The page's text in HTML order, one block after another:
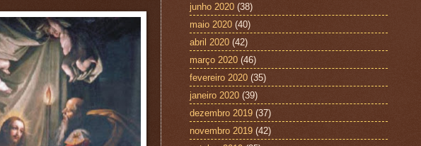
junho 2020 (38)
maio 2020 (40)
abril 2020 (42)
março 2020 (46)
fevereiro 2020 (35)
janeiro 2020 (39)
dezembro 2019 (37)
novembro 2019 (42)